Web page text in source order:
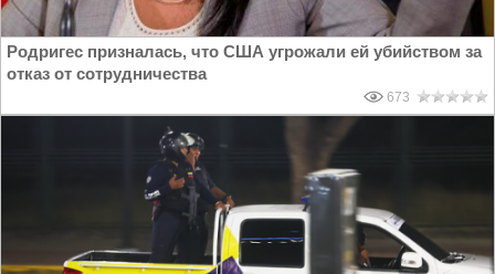
Родригес призналась, что США угрожали ей убийством за
отказ от сотрудничества
673